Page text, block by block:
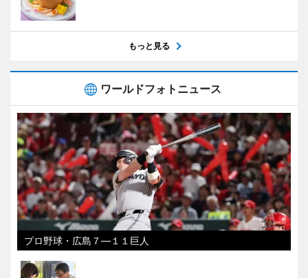
もっと見る
ワールドフォトニュース
プロ野球・広島７―１１巨人